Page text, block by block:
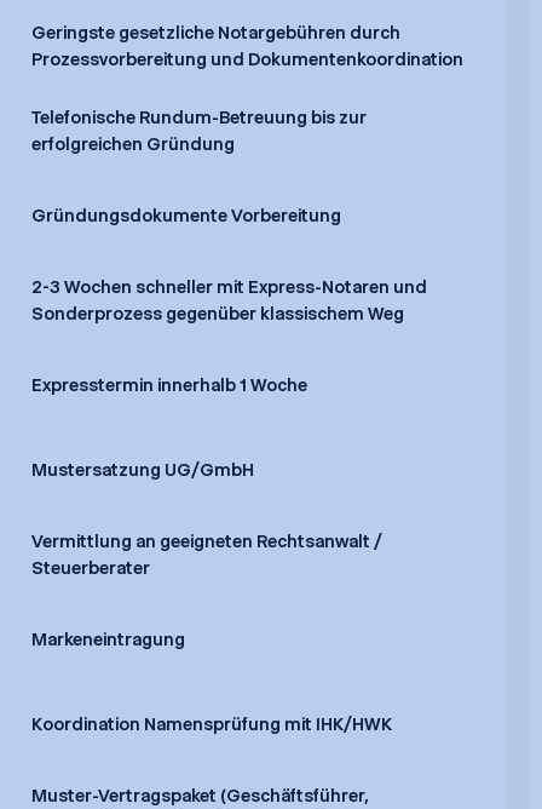
Geringste gesetzliche Notargebühren durch
Prozessvorbereitung und Dokumentenkoordination
Telefonische Rundum-Betreuung bis zur
erfolgreichen Gründung
Gründungsdokumente Vorbereitung
2-3 Wochen schneller mit Express-Notaren und
Sonderprozess gegenüber klassischem Weg
Expresstermin innerhalb 1 Woche
Mustersatzung UG/GmbH
Vermittlung an geeigneten Rechtsanwalt /
Steuerberater
Markeneintragung
Koordination Namensprüfung mit IHK/HWK
Muster-Vertragspaket (Geschäftsführer,